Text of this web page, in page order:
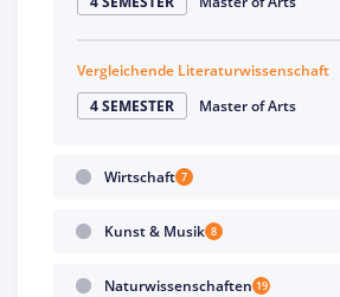
Vergleichende Literaturwissenschaft
4 SEMESTER
Master of Arts
Wirtschaft 7
Kunst & Musik 8
Naturwissenschaften 19